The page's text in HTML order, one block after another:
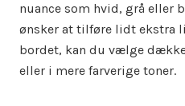
nuance som hvid, grå eller
ønsker at tilføre lidt ekstra
bordet, kan du vælge
eller i mere farverige toner.